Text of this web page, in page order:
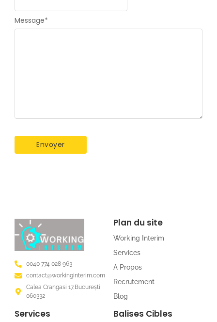
Message*
0040 774 028 963
contact@workinginterim.com
Calea Crangasi 17,București
060332
Plan du site
Working Interim
Services
A Propos
Recrutement
Blog
Services Balises Cibles